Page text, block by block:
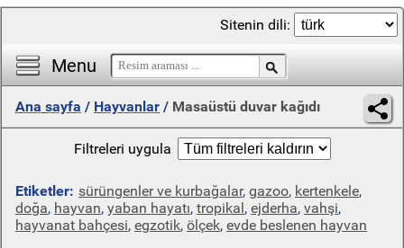
Menu
Sitenin dili:
Ana sayfa / Hayvanlar / Masaüstü duvar kağıdı
Filtreleri uygula
Etiketler: sürüngenler ve kurbağalar, gazoo, kertenkele,
doğa, hayvan, yaban hayatı, tropikal, ejderha, vahşi,
hayvanat bahçesi, egzotik, ölçek, evde beslenen hayvan